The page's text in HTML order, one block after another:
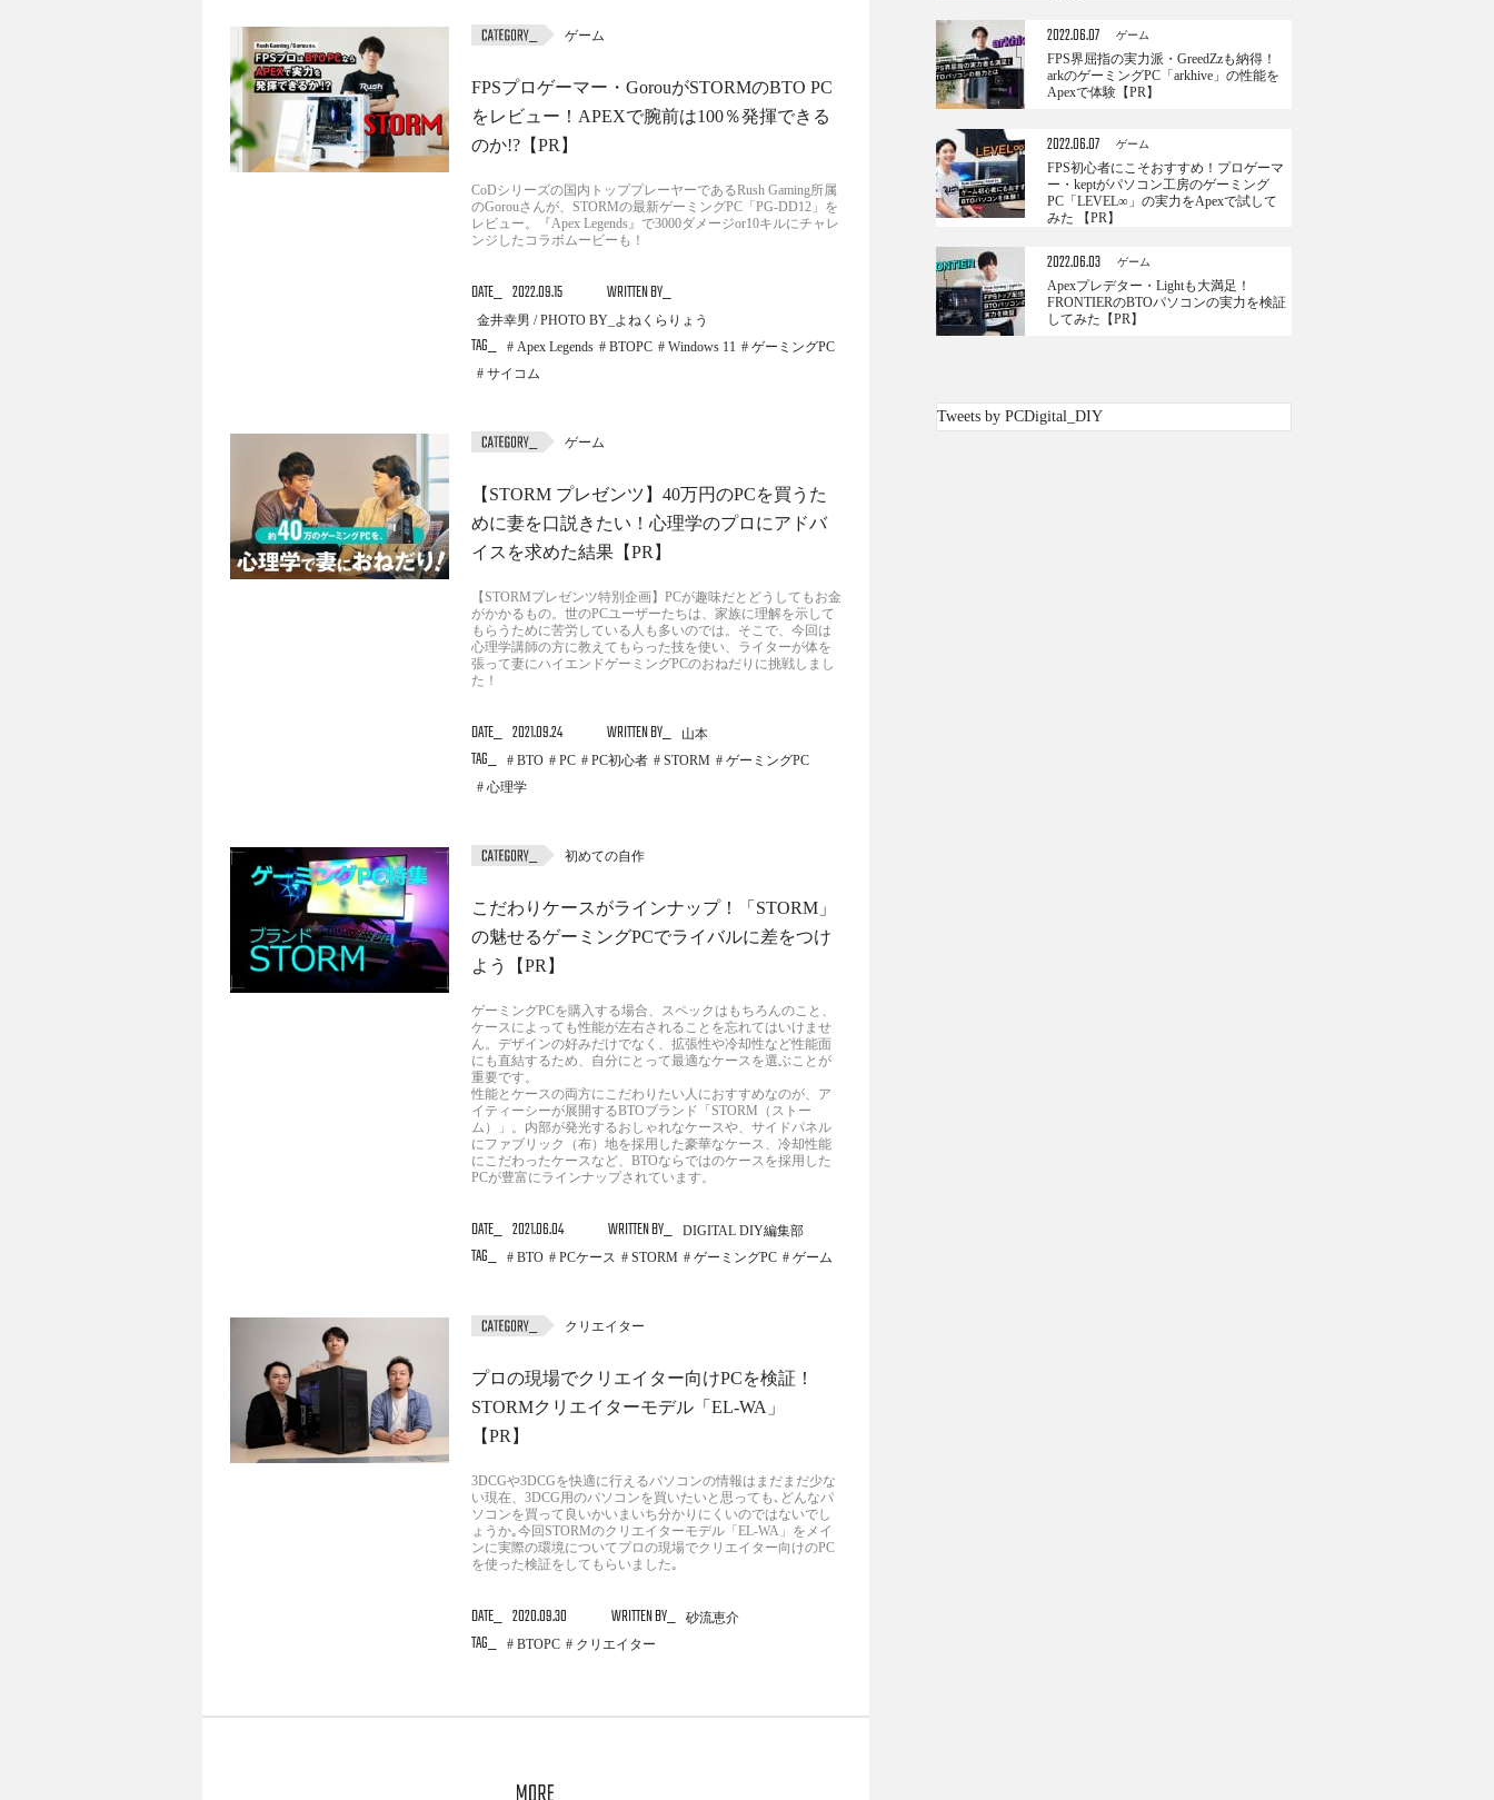
ゲーム
FPSプロゲーマー・GorouがSTORMのBTO PC
をレビュー！APEXで腕前は100％発揮できる
のか!?【PR】
CoDシリーズの国内トッププレーヤーであるRush Gaming所属
のGorouさんが、STORMの最新ゲーミングPC「PG-DD12」を
レビュー。『Apex Legends』で3000ダメージor10キルにチャレ
ンジしたコラボムービーも！
DATE 2022.09.15 WRITTEN BY
金井幸男 / PHOTO BY_よねくらりょう
TAG Apex Legends BTOPC Windows 11
ゲーミングPC
サイコム
ゲーム
【STORM プレゼンツ】40万円のPCを買うた
めに妻を口説きたい！心理学のプロにアドバ
イスを求めた結果【PR】
【STORMプレゼンツ特別企画】PCが趣味だとどうしてもお金
がかかるもの。世のPCユーザーたちは、家族に理解を示して
もらうために苦労している人も多いのでは。そこで、今回は
心理学講師の方に教えてもらった技を使い、ライターが体を
張って妻にハイエンドゲーミングPCのおねだりに挑戦しまし
た！
DATE 2021.09.24 WRITTEN BY 山本
TAG BTO PC PC初心者 STORM
ゲーミングPC
心理学
初めての自作
こだわりケースがラインナップ！「STORM」
の魅せるゲーミングPCでライバルに差をつけ
よう【PR】
ゲーミングPCを購入する場合、スペックはもちろんのこと、
ケースによっても性能が左右されることを忘れてはいけませ
ん。デザインの好みだけでなく、拡張性や冷却性など性能面
にも直結するため、自分にとって最適なケースを選ぶことが
重要です。
性能とケースの両方にこだわりたい人におすすめなのが、ア
イティーシーが展開するBTOブランド「STORM（ストー
ム）」。内部が発光するおしゃれなケースや、サイドパネル
にファブリック（布）地を採用した豪華なケース、冷却性能
にこだわったケースなど、BTOならではのケースを採用した
PCが豊富にラインナップされています。
DATE 2021.06.04 WRITTEN BY DIGITAL DIY編集部
TAG BTO PCケース STORM ゲーミングPC ゲーム
クリエイター
プロの現場でクリエイター向けPCを検証！
STORMクリエイターモデル「EL-WA」
【PR】
3DCGや3DCGを快適に行えるパソコンの情報はまだまだ少な
い現在、3DCG用のパソコンを買いたいと思っても､どんなパ
ソコンを買って良いかいまいち分かりにくいのではないでし
ょうか｡今回STORMのクリエイターモデル「EL-WA」をメイ
ンに実際の環境についてプロの現場でクリエイター向けのPC
を使った検証をしてもらいました｡
DATE 2020.09.30 WRITTEN BY 砂流恵介
TAG BTOPC クリエイター
2022.06.07 ゲーム
FPS界屈指の実力派・GreedZzも納得！
arkのゲーミングPC「arkhive」の性能を
Apexで体験【PR】
2022.06.07 ゲーム
FPS初心者にこそおすすめ！プロゲーマ
ー・keptがパソコン工房のゲーミング
PC「LEVEL∞」の実力をApexで試して
みた 【PR】
2022.06.03 ゲーム
Apexプレデター・Lightも大満足！
FRONTIERのBTOパソコンの実力を検証
してみた【PR】
Tweets by PCDigital_DIY